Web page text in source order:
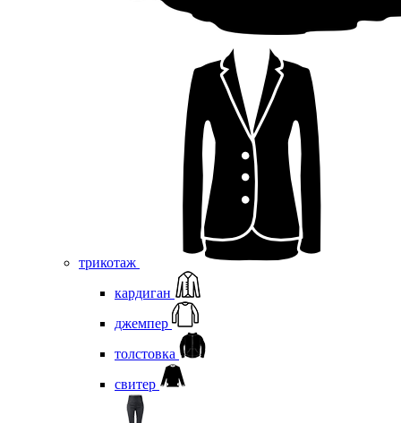
трикотаж
кардиган
джемпер
толстовка
свитер